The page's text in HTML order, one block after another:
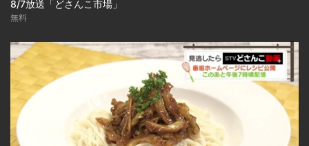
8/7放送「どさんこ市場」
無料